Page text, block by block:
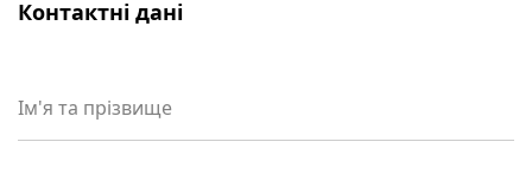
Контактні дані
Ім'я та прізвище